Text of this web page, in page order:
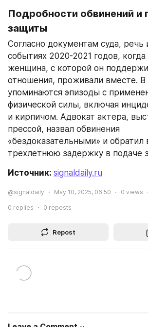
Подробности обвинений и
защиты
Согласно документам суда, речь
событиях 2020-2021 годов,
женщина, с которой он
отношения, проживали вместе. В
упоминаются эпизоды с
физической силы, включая
и кирпичом. Адвокат актера,
прессой, назвал обвинения
«бездоказательными» и обратил
трехлетнюю задержку в подаче
Источник: signaldaily.ru
@signaldaily May 10, 2025, 06:50 0 views
0 replies 0 reposts
Repost